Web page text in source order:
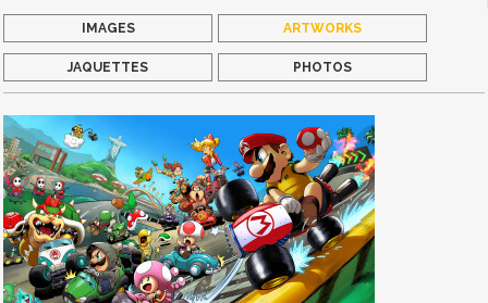
IMAGES ARTWORKS
JAQUETTES PHOTOS